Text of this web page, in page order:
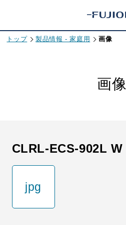
トップ 製品情報 - 家庭用 画像
画像
CLRL-ECS-902L W
jpg